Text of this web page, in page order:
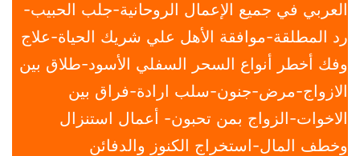
العربي في جميع الإعمال الروحانية-جلب الحبيب-
رد المطلقة-موافقة الأهل علي شريك الحياة-علاج
وفك أخطر أنواع السحر السفلي الأسود-طلاق بين
الازواج-مرض-جنون-سلب ارادة-فراق بين
الاخوات-الزواج بمن تحبون- أعمال استنزال
وخطف المال-استخراج الكنوز والدفائن